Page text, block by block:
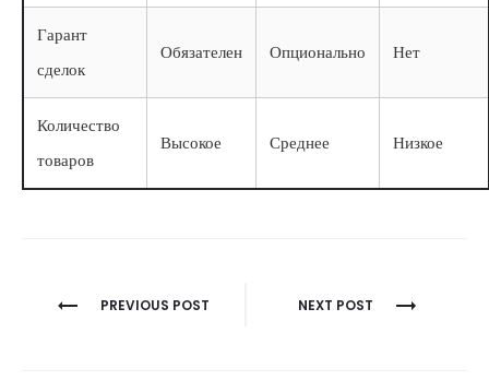
Гарант
сделок
Обязателен Опционально Нет
Количество
товаров
Высокое Среднее Низкое
Berichtnavigatie
PREVIOUS POST NEXT POST